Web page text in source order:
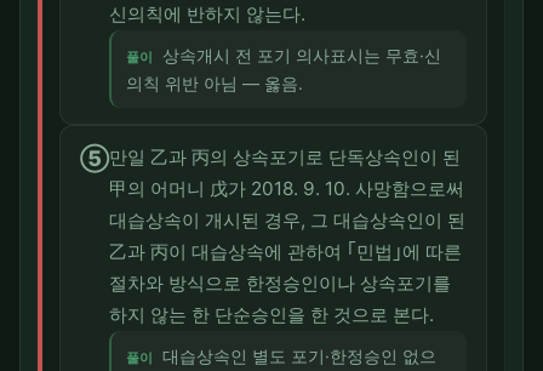
신의칙에 반하지 않는다.
풀이
상속개시 전 포기 의사표시는 무효·신
의칙 위반 아님 — 옳음.
⑤만일 乙과 丙의 상속포기로 단독상속인이 된
甲의 어머니 戊가 2018. 9. 10. 사망함으로써
대습상속이 개시된 경우, 그 대습상속인이 된
乙과 丙이 대습상속에 관하여 ｢민법｣에 따른
절차와 방식으로 한정승인이나 상속포기를
하지 않는 한 단순승인을 한 것으로 본다.
풀이
대습상속인 별도 포기·한정승인 없으